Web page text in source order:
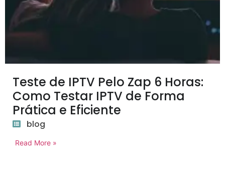
Teste de IPTV Pelo Zap 6 Horas:
Como Testar IPTV de Forma
Prática e Eficiente
blog
Read More »